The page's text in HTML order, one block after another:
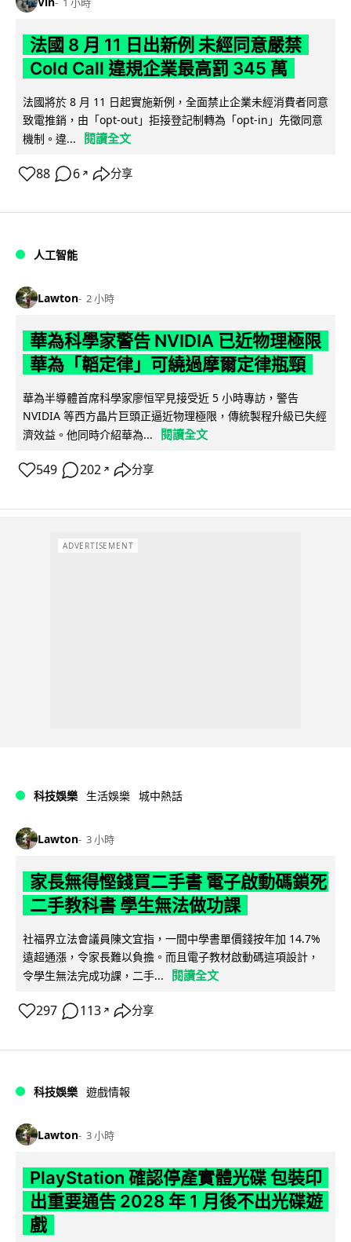
法國 8 月 11 日出新例 未經同意嚴禁
Cold Call 違規企業最高罰 345 萬
法國將於 8 月 11 日起實施新例，全面禁止企業未經消費者同意
致電推銷，由「opt-out」拒接登記制轉為「opt-in」先徵同意
機制。違...
閱讀全文
88 6 ↗ 分享
人工智能
Lawton 2 小時
華為科學家警告 NVIDIA 已近物理極限
華為「韜定律」可繞過摩爾定律瓶頸
華為半導體首席科學家廖恒罕見接受近 5 小時專訪，警告
NVIDIA 等西方晶片巨頭正逼近物理極限，傳統製程升級已失經
濟效益。他同時介紹華為...
閱讀全文
549 202 ↗ 分享
ADVERTISEMENT
科技娛樂 生活娛樂 城中熱話
Lawton 3 小時
家長無得慳錢買二手書 電子啟動碼鎖死
二手教科書 學生無法做功課
社福界立法會議員陳文宜指，一間中學書單價錢按年加 14.7%
遠超通漲，令家長難以負擔。而且電子教材啟動碼這項設計，
令學生無法完成功課，二手...
閱讀全文
297 113 ↗ 分享
科技娛樂 遊戲情報
Lawton 3 小時
PlayStation 確認停產實體光碟 包裝印
出重要通告 2028 年 1 月後不出光碟遊
戲